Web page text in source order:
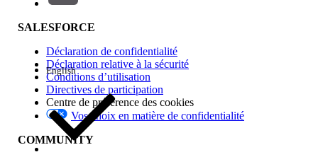
Impact des fonctionnalités
Edition
SALESFORCE
Déclaration de confidentialité
Déclaration relative à la sécurité
Conditions d’utilisation
Directives de participation
Centre de préférence des cookies
Vos choix en matière de confidentialité
COMMUNITY
English